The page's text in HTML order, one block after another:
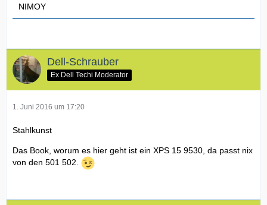
NIMOY
Dell-Schrauber
Ex Dell Techi Moderator
1. Juni 2016 um 17:20
Stahlkunst
Das Book, worum es hier geht ist ein XPS 15 9530, da passt nix
von den 501 502.